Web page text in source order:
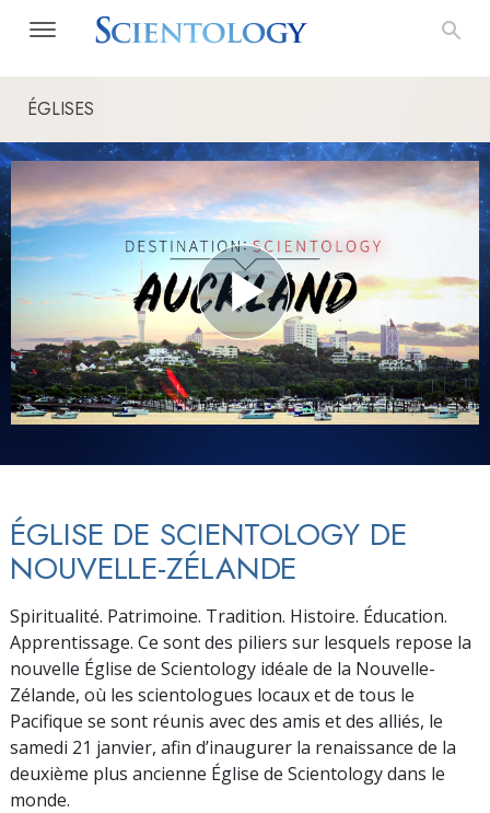
ÉGLISES
ÉGLISE DE SCIENTOLOGY DE
NOUVELLE-ZÉLANDE
Spiritualité. Patrimoine. Tradition. Histoire. Éducation.
Apprentissage. Ce sont des piliers sur lesquels repose la
nouvelle Église de Scientology idéale de la Nouvelle-
Zélande, où les scientologues locaux et de tous le
Pacifique se sont réunis avec des amis et des alliés, le
samedi 21 janvier, afin d’inaugurer la renaissance de la
deuxième plus ancienne Église de Scientology dans le
monde.